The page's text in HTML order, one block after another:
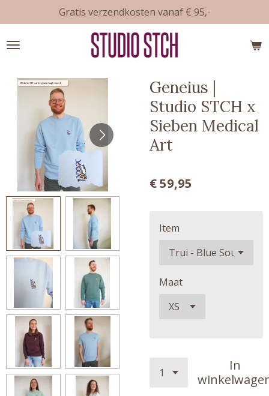
direct
naar
Gratis verzendkosten vanaf € 95,-
Geneius |
Studio STCH x
Sieben Medical
Art
€ 59,95
Item
Maat
In